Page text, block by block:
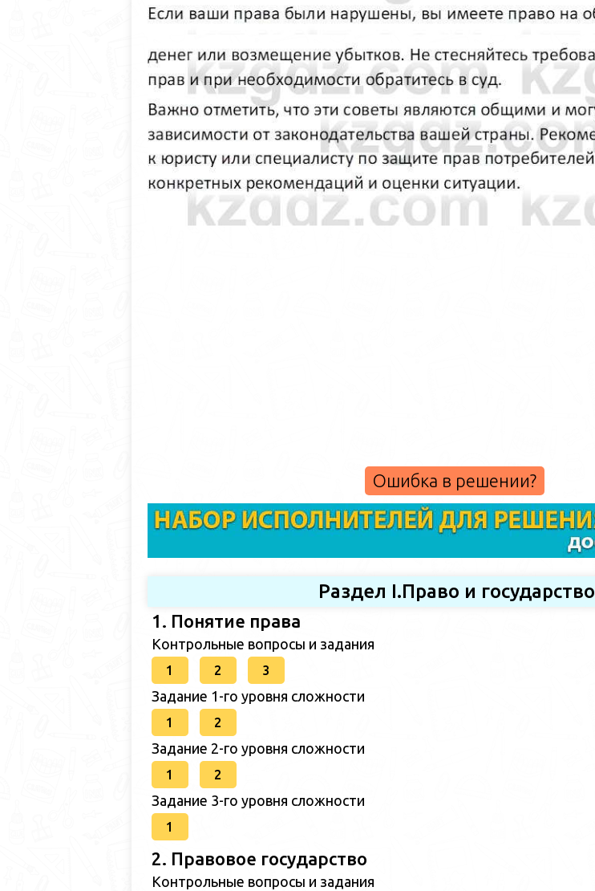
Ошибка в решении?
Раздел I.Право и государство
1. Понятие права
Контрольные вопросы и задания
1 2 3
Задание 1-го уровня сложности
1 2
Задание 2-го уровня сложности
1 2
Задание 3-го уровня сложности
1
2. Правовое государство
Контрольные вопросы и задания